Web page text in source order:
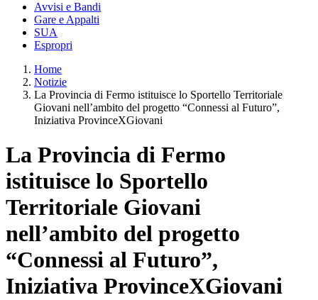
Avvisi e Bandi
Gare e Appalti
SUA
Espropri
Home
Notizie
La Provincia di Fermo istituisce lo Sportello Territoriale
Giovani nell’ambito del progetto “Connessi al Futuro”,
Iniziativa ProvinceXGiovani
La Provincia di Fermo
istituisce lo Sportello
Territoriale Giovani
nell’ambito del progetto
“Connessi al Futuro”,
Iniziativa ProvinceXGiovani